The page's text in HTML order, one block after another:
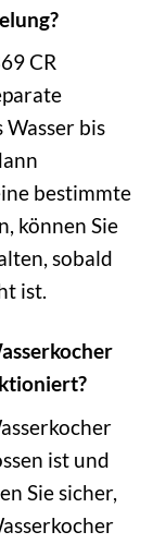
CR
bis
bestimmte
können Sie
sobald
ist.
ist und
Sie sicher,